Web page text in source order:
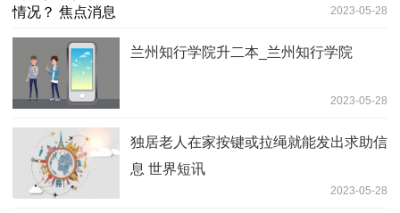
2023-05-28
兰州知行学院升二本_兰州知行学院
2023-05-28
独居老人在家按键或拉绳就能发出求助信
息 世界短讯
2023-05-28